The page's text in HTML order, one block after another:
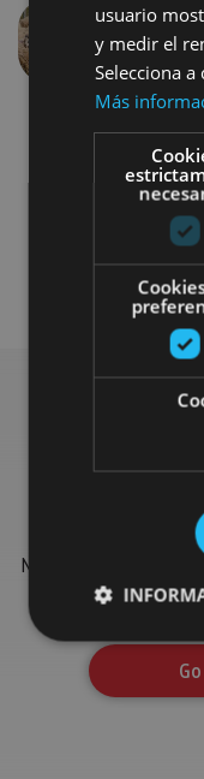
Previous
Find more plans
Navarre: organised
usuario
y medir el
Selecciona
Más